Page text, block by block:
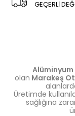
GEÇERLİ
Alüminyum
olan Marakeş
Üretimde
sağlığına